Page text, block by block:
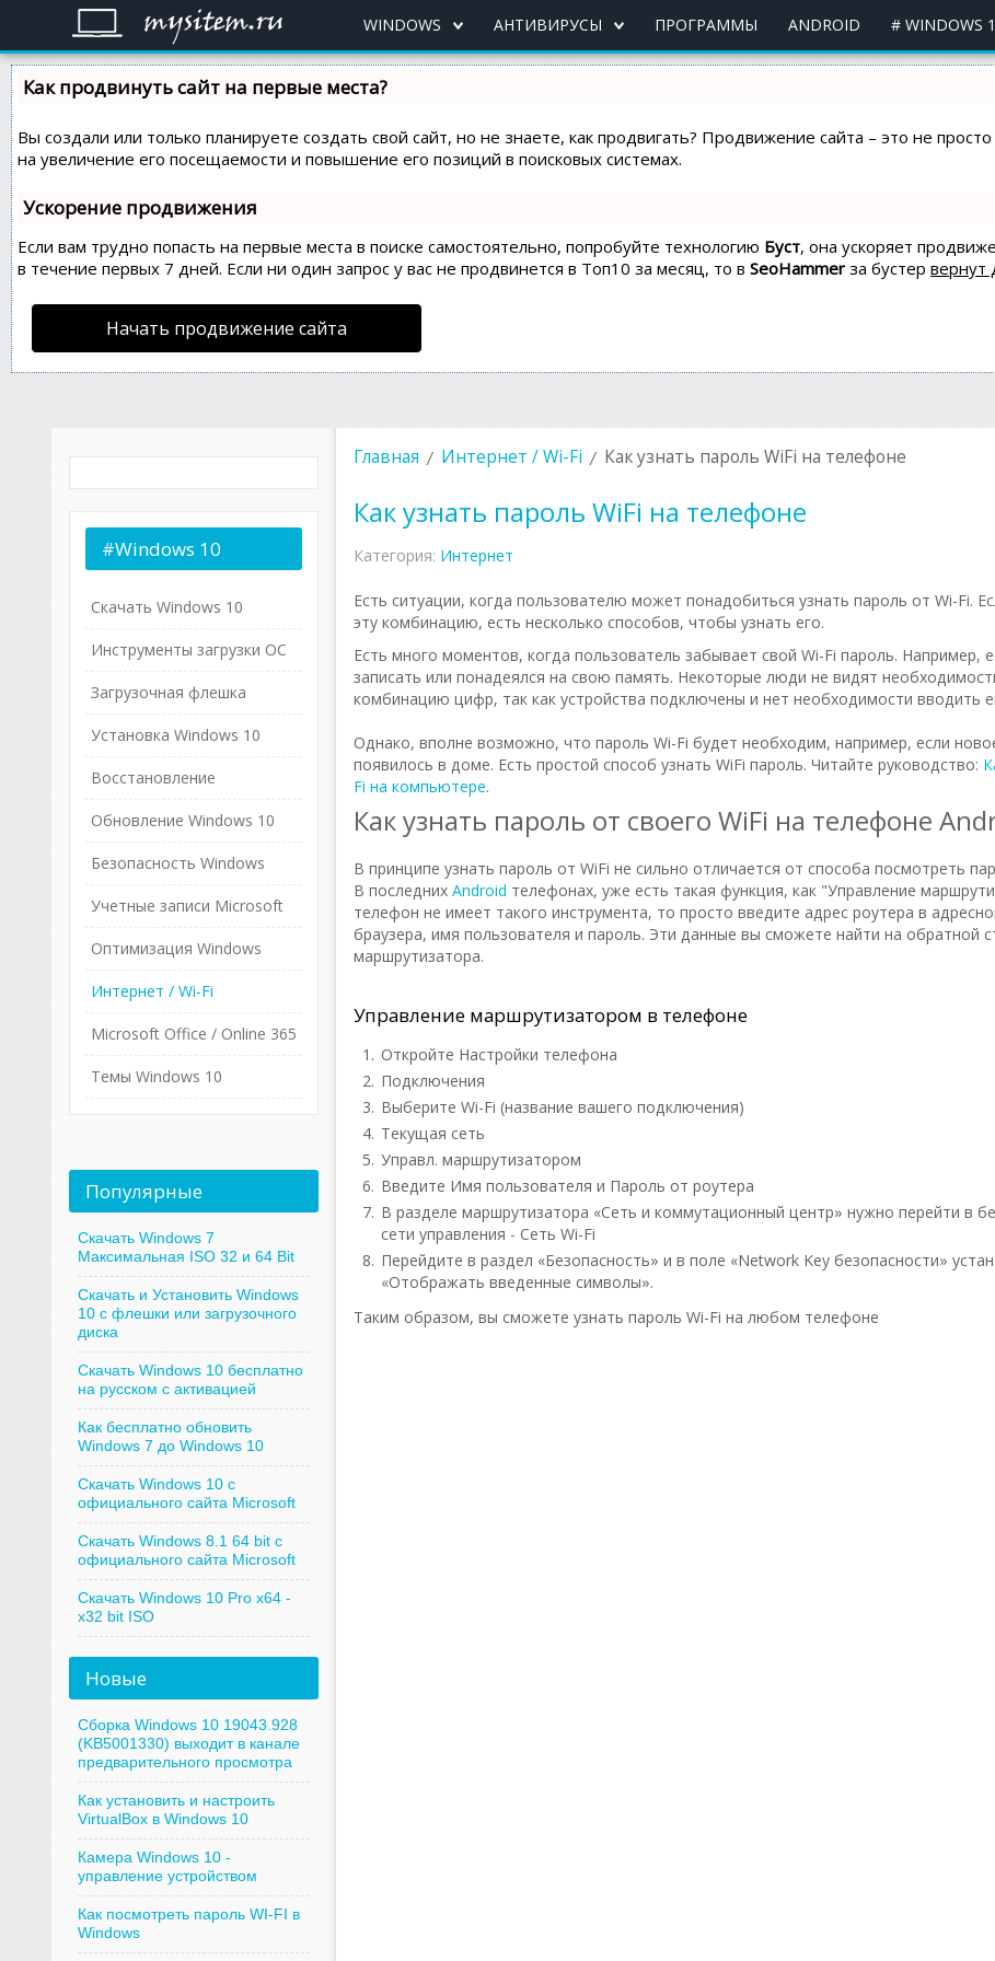
WINDOWS АНТИВИРУСЫ ПРОГРАММЫ ANDROID # WINDOWS
Как продвинуть сайт на первые места?
Вы создали или только планируете создать свой сайт, но не знаете, как продвигать? Продвижение сайта – это не
на увеличение его посещаемости и повышение его позиций в поисковых системах.
Ускорение продвижения
Если вам трудно попасть на первые места в поиске самостоятельно, попробуйте технологию Буст, она ускоряет
в течение первых 7 дней. Если ни один запрос у вас не продвинется в Топ10 за месяц, то в SeoHammer за бустер вернут
Начать продвижение сайта
Главная Интернет / Wi-Fi Как узнать пароль WiFi на телефоне
Как узнать пароль WiFi на телефоне
Категория: Интернет
Есть ситуации, когда пользователю может понадобиться узнать пароль от Wi-Fi.
эту комбинацию, есть несколько способов, чтобы узнать его.
Есть много моментов, когда пользователь забывает свой Wi-Fi пароль. Например,
записать или понадеялся на свою память. Некоторые люди не видят
комбинацию цифр, так как устройства подключены и нет необходимости вводить
Однако, вполне возможно, что пароль Wi-Fi будет необходим, например, если
появилось в доме. Есть простой способ узнать WiFi пароль. Читайте руководство:
Fi на компьютере.
Как узнать пароль от своего WiFi на телефоне
В принципе узнать пароль от WiFi не сильно отличается от способа посмотреть
В последних Android телефонах, уже есть такая функция, как "Управление
телефон не имеет такого инструмента, то просто введите адрес роутера в
браузера, имя пользователя и пароль. Эти данные вы сможете найти на обратной
маршрутизатора.
Управление маршрутизатором в телефоне
Откройте Настройки телефона
Подключения
Выберите Wi-Fi (название вашего подключения)
Текущая сеть
Управл. маршрутизатором
Введите Имя пользователя и Пароль от роутера
В разделе маршрутизатора «Сеть и коммутационный центр» нужно перейти в
сети управления - Сеть Wi-Fi
Перейдите в раздел «Безопасность» и в поле «Network Key безопасности»
«Отображать введенные символы».
Таким образом, вы сможете узнать пароль Wi-Fi на любом телефоне
#Windows 10
Скачать Windows 10
Инструменты загрузки ОС
Загрузочная флешка
Установка Windows 10
Восстановление
Обновление Windows 10
Безопасность Windows
Учетные записи Microsoft
Оптимизация Windows
Интернет / Wi-Fi
Microsoft Office / Online 365
Темы Windows 10
Популярные
Скачать Windows 7
Максимальная ISO 32 и 64 Bit
Скачать и Установить Windows
10 с флешки или загрузочного
диска
Скачать Windows 10 бесплатно
на русском с активацией
Как бесплатно обновить
Windows 7 до Windows 10
Скачать Windows 10 с
официального сайта Microsoft
Скачать Windows 8.1 64 bit с
официального сайта Microsoft
Скачать Windows 10 Pro x64 -
x32 bit ISO
Новые
Сборка Windows 10 19043.928
(KB5001330) выходит в канале
предварительного просмотра
Как установить и настроить
VirtualBox в Windows 10
Камера Windows 10 -
управление устройством
Как посмотреть пароль WI-FI в
Windows